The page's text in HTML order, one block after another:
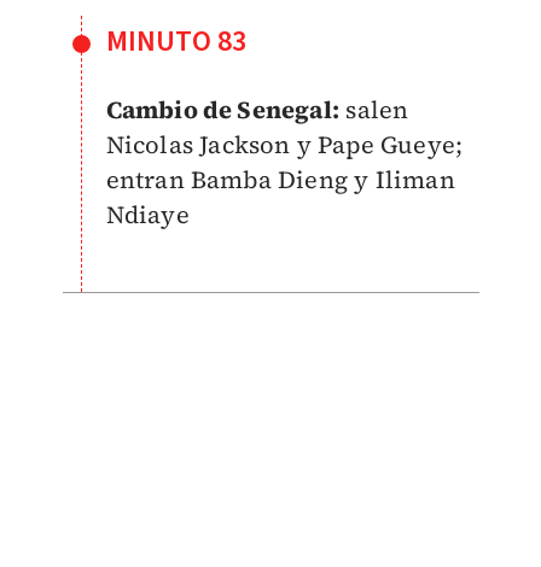
MINUTO 83
Cambio de Senegal: salen
Nicolas Jackson y Pape Gueye;
entran Bamba Dieng y Iliman
Ndiaye